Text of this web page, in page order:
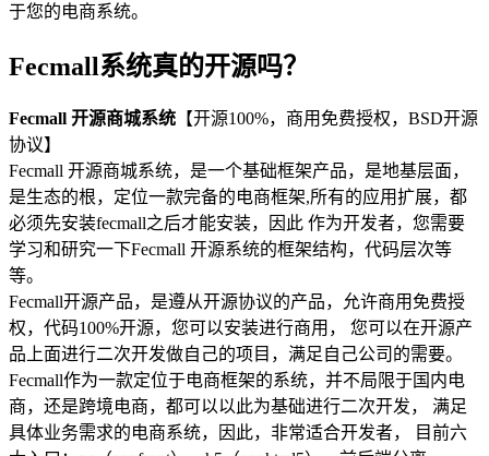
于您的电商系统。
Fecmall系统真的开源吗？
Fecmall 开源商城系统 【开源100%，商用免费授权，BSD开源
协议】
Fecmall 开源商城系统，是一个基础框架产品，是地基层面，
是生态的根，定位一款完备的电商框架,所有的应用扩展，都
必须先安装fecmall之后才能安装，因此 作为开发者，您需要
学习和研究一下Fecmall 开源系统的框架结构，代码层次等
等。
Fecmall开源产品，是遵从开源协议的产品，允许商用免费授
权，代码100%开源，您可以安装进行商用， 您可以在开源产
品上面进行二次开发做自己的项目，满足自己公司的需要。
Fecmall作为一款定位于电商框架的系统，并不局限于国内电
商，还是跨境电商，都可以以此为基础进行二次开发， 满足
具体业务需求的电商系统，因此，非常适合开发者， 目前六